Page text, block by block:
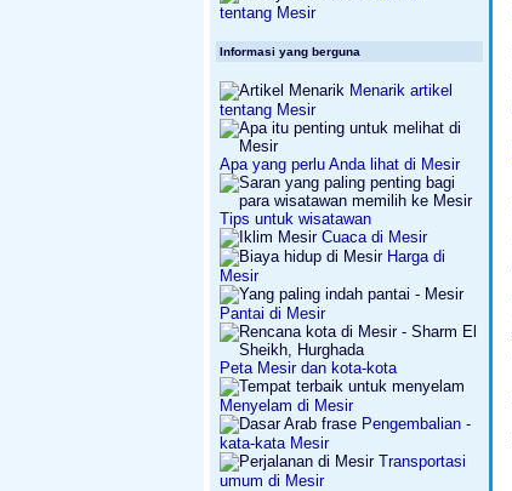
tentang Mesir
Informasi yang berguna
Menarik artikel
tentang Mesir
Apa yang perlu Anda lihat di Mesir
Tips untuk wisatawan
Cuaca di Mesir
Harga di
Mesir
Pantai di Mesir
Peta Mesir dan kota-kota
Menyelam di Mesir
Pengembalian -
kata-kata Mesir
Transportasi
umum di Mesir